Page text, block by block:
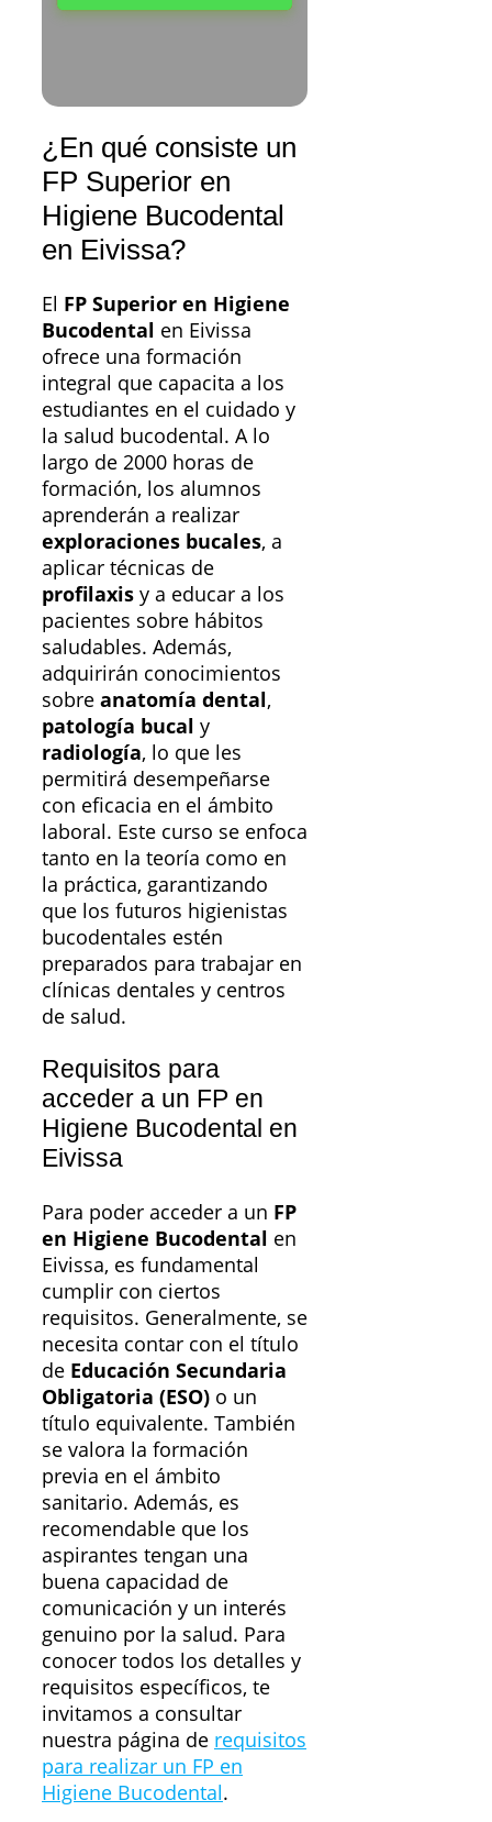
¿En qué consiste un
FP Superior en
Higiene Bucodental
en Eivissa?
El FP Superior en Higiene
Bucodental en Eivissa
ofrece una formación
integral que capacita a los
estudiantes en el cuidado y
la salud bucodental. A lo
largo de 2000 horas de
formación, los alumnos
aprenderán a realizar
exploraciones bucales, a
aplicar técnicas de
profilaxis y a educar a los
pacientes sobre hábitos
saludables. Además,
adquirirán conocimientos
sobre anatomía dental,
patología bucal y
radiología, lo que les
permitirá desempeñarse
con eficacia en el ámbito
laboral. Este curso se enfoca
tanto en la teoría como en
la práctica, garantizando
que los futuros higienistas
bucodentales estén
preparados para trabajar en
clínicas dentales y centros
de salud.
Requisitos para
acceder a un FP en
Higiene Bucodental en
Eivissa
Para poder acceder a un FP
en Higiene Bucodental en
Eivissa, es fundamental
cumplir con ciertos
requisitos. Generalmente, se
necesita contar con el título
de Educación Secundaria
Obligatoria (ESO) o un
título equivalente. También
se valora la formación
previa en el ámbito
sanitario. Además, es
recomendable que los
aspirantes tengan una
buena capacidad de
comunicación y un interés
genuino por la salud. Para
conocer todos los detalles y
requisitos específicos, te
invitamos a consultar
nuestra página de requisitos
para realizar un FP en
Higiene Bucodental.